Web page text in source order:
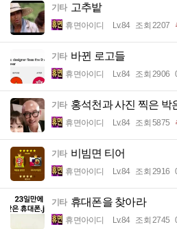
기타 고추밭
휴면아이디 Lv.84 조회 2207
기타 바뀐 로고들
휴면아이디 Lv.84 조회 2906
기타 홍석천과 사진 찍은 박
휴면아이디 Lv.84 조회 5875
기타 비빔면 티어
휴면아이디 Lv.84 조회 2916
기타 휴대폰을 찾아라
휴면아이디 Lv.84 조회 2745